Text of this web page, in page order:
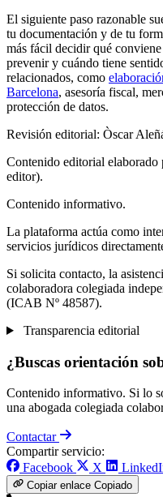
El siguiente paso razonable
tu documentación y de tu
más fácil decidir qué
prevenir y cuándo tiene
relacionados, como
Barcelona, asesoría fiscal,
protección de datos.
Revisión editorial: Òscar
Contenido editorial
editor).
Contenido informativo.
La plataforma actúa como
servicios jurídicos
Si solicita contacto, la
colaboradora colegiada
(ICAB Nº 48587).
Transparencia editorial
¿Buscas orientación
Contenido informativo. Si lo
una abogada colegiada
Contactar
Compartir servicio:
Facebook
X
Copiar enlace Copiado